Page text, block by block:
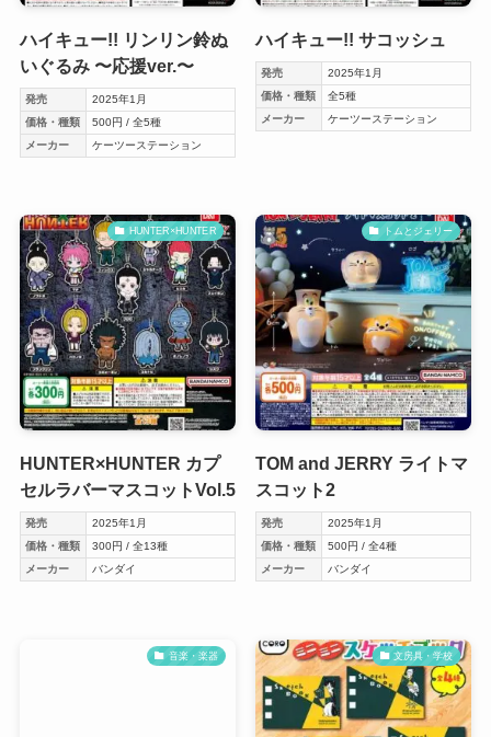
ハイキュー!! リンリン鈴ぬ
いぐるみ 〜応援ver.〜
発売
2025年1月
価格・種類
500円 / 全5種
メーカー
ケーツーステーション
ハイキュー!! サコッシュ
発売
2025年1月
価格・種類
全5種
メーカー
ケーツーステーション
HUNTER×HUNTER
HUNTER×HUNTER カプ
セルラバーマスコットVol.5
発売
2025年1月
価格・種類
300円 / 全13種
メーカー
バンダイ
トムとジェリー
TOM and JERRY ライトマ
スコット2
発売
2025年1月
価格・種類
500円 / 全4種
メーカー
バンダイ
音楽・楽器 文房具・学校